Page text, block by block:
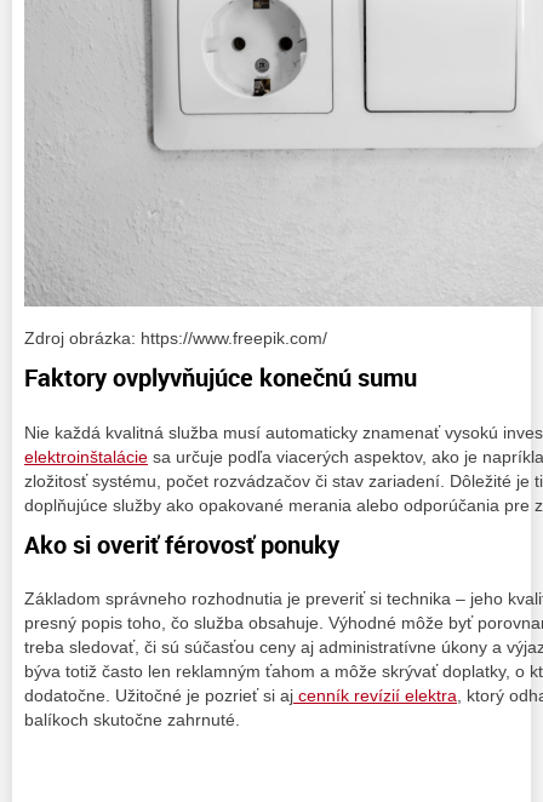
Zdroj obrázka: https://www.freepik.com/
Faktory ovplyvňujúce konečnú sumu
Nie každá kvalitná služba musí automaticky znamenať vysokú
elektroinštalácie sa určuje podľa viacerých aspektov, ako je
zložitosť systému, počet rozvádzačov či stav zariadení. Dôležité je
doplňujúce služby ako opakované merania alebo odporúčania pre
Ako si overiť férovosť ponuky
Základom správneho rozhodnutia je preveriť si technika – jeho
presný popis toho, čo služba obsahuje. Výhodné môže byť
treba sledovať, či sú súčasťou ceny aj administratívne úkony a
býva totiž často len reklamným ťahom a môže skrývať doplatky, o
dodatočne. Užitočné je pozrieť si aj cenník revízií elektra, ktorý
balíkoch skutočne zahrnuté.